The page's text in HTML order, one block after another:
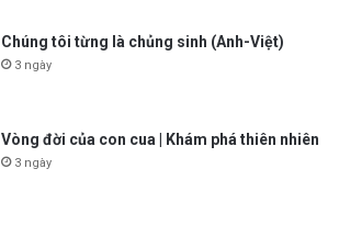
Chúng tôi từng là chủng sinh (Anh-Việt)
3 ngày
Vòng đời của con cua | Khám phá thiên nhiên
3 ngày